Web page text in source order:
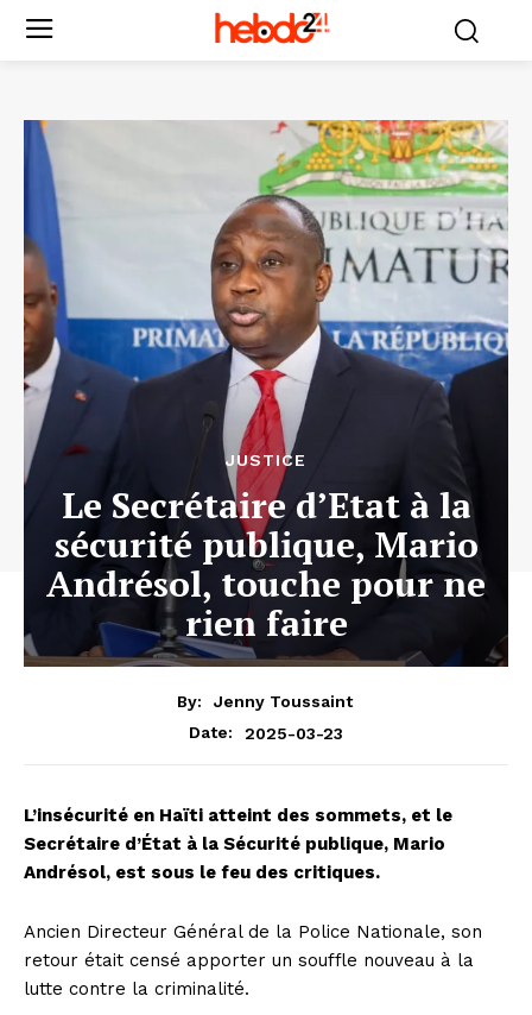
JUSTICE
Le Secrétaire d’Etat à la
sécurité publique, Mario
Andrésol, touche pour ne
rien faire
By:
Jenny Toussaint
Date:
2025-03-23
L’insécurité en Haïti atteint des sommets, et le
Secrétaire d’État à la Sécurité publique, Mario
Andrésol, est sous le feu des critiques.
Ancien Directeur Général de la Police Nationale, son
retour était censé apporter un souffle nouveau à la
lutte contre la criminalité.